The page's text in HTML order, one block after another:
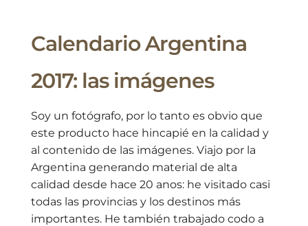
Calendario Argentina
2017: las imágenes
Soy un fotógrafo, por lo tanto es obvio que
este producto hace hincapié en la calidad y
al contenido de las imágenes. Viajo por la
Argentina generando material de alta
calidad desde hace 20 anos: he visitado casi
todas las provincias y los destinos más
importantes. He también trabajado codo a